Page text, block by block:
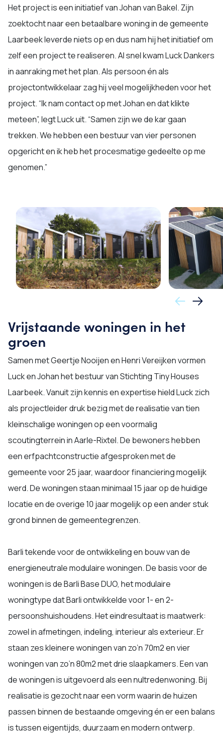
Het project is een initiatief van Johan van Bakel. Zijn
zoektocht naar een betaalbare woning in de gemeente
Laarbeek leverde niets op en dus nam hij het initiatief om
zelf een project te realiseren. Al snel kwam Luck Dankers
in aanraking met het plan. Als persoon én als
projectontwikkelaar zag hij veel mogelijkheden voor het
project. “Ik nam contact op met Johan en dat klikte
meteen”, legt Luck uit. “Samen zijn we de kar gaan
trekken. We hebben een bestuur van vier personen
opgericht en ik heb het procesmatige gedeelte op me
genomen.”
Vrijstaande woningen in het
groen
Samen met Geertje Nooijen en Henri Vereijken vormen
Luck en Johan het bestuur van Stichting Tiny Houses
Laarbeek. Vanuit zijn kennis en expertise hield Luck zich
als projectleider druk bezig met de realisatie van tien
kleinschalige woningen op een voormalig
scoutingterrein in Aarle-Rixtel. De bewoners hebben
een erfpachtconstructie afgesproken met de
gemeente voor 25 jaar, waardoor financiering mogelijk
werd. De woningen staan minimaal 15 jaar op de huidige
locatie en de overige 10 jaar mogelijk op een ander stuk
grond binnen de gemeentegrenzen.
Barli tekende voor de ontwikkeling en bouw van de
energieneutrale modulaire woningen. De basis voor de
woningen is de Barli Base DUO, het modulaire
woningtype dat Barli ontwikkelde voor 1- en 2-
persoonshuishoudens. Het eindresultaat is maatwerk:
zowel in afmetingen, indeling, interieur als exterieur. Er
staan zes kleinere woningen van zo’n 70m2 en vier
woningen van zo’n 80m2 met drie slaapkamers. Een van
de woningen is uitgevoerd als een nultredenwoning. Bij
realisatie is gezocht naar een vorm waarin de huizen
passen binnen de bestaande omgeving én er een balans
is tussen eigentijds, duurzaam en modern ontwerp.